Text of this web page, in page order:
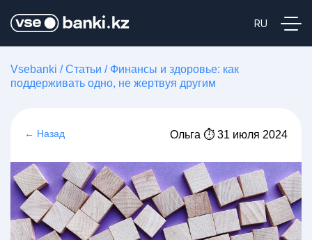
Vsebanki /Статьи / Финансы и здоровье: как
поддерживать одно, не жертвуя другим
← Назад Ольга ⏱ 31 июля 2024